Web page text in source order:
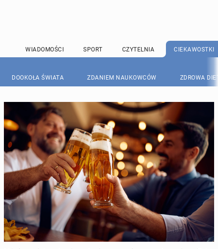
WIADOMOŚCI SPORT CZYTELNIA CIEKAWOSTKI
DOOKOŁA ŚWIATA ZDANIEM NAUKOWCÓW ZDROWA